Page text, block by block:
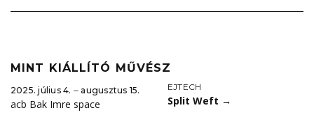
MINT KIÁLLÍTÓ MŰVÉSZ
2025. július 4. ‒ augusztus 15.
acb Bak Imre space
EJTECH
Split Weft →